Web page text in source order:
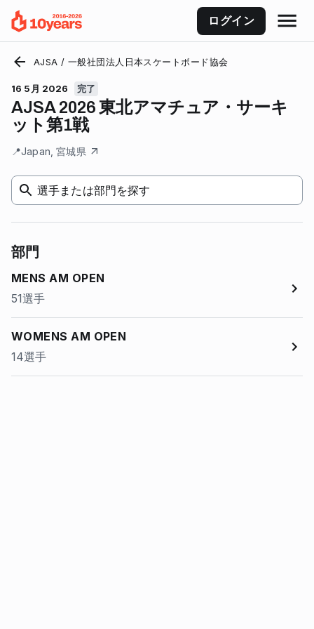
ログイン
AJSA / 一般社団法人日本スケートボード協会
16 5月 2026 完了
AJSA 2026 東北アマチュア・サーキ
ット第1戦
📍Japan, 宮城県
選手または部門を探す
部門
MENS AM OPEN
51選手
WOMENS AM OPEN
14選手